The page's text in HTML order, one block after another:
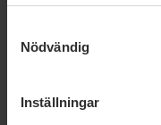
Nödvändig
Inställningar